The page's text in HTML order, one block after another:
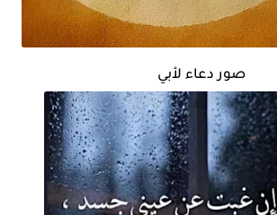
صور دعاء لأبي